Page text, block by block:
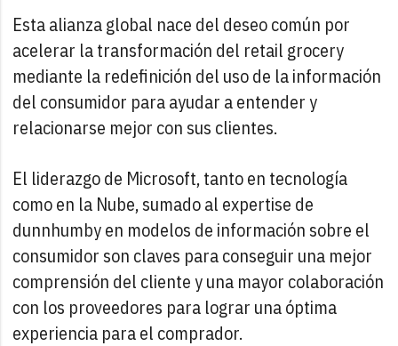
Esta alianza global nace del deseo común por
acelerar la transformación del retail grocery
mediante la redefinición del uso de la información
del consumidor para ayudar a entender y
relacionarse mejor con sus clientes.
El liderazgo de Microsoft, tanto en tecnología
como en la Nube, sumado al expertise de
dunnhumby en modelos de información sobre el
consumidor son claves para conseguir una mejor
comprensión del cliente y una mayor colaboración
con los proveedores para lograr una óptima
experiencia para el comprador.